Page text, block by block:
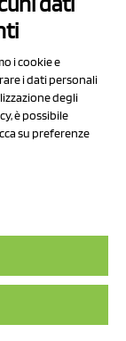
1
i cookie e
i dati personali
degli
è possibile
su preferenze